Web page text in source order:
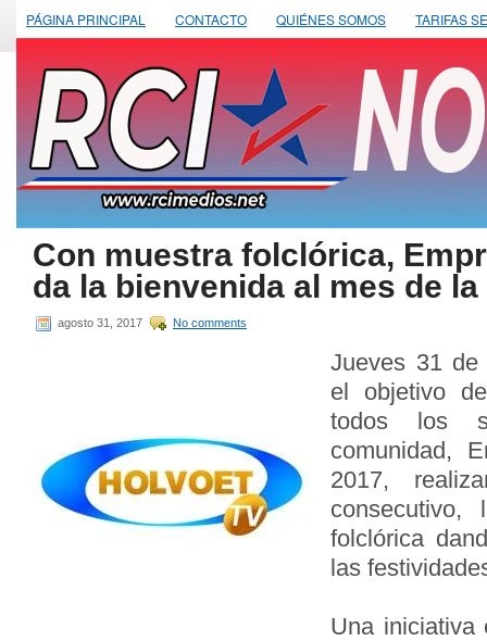
PÁGINA PRINCIPAL CONTACTO QUIÉNES SOMOS TARIFAS
Con muestra folclórica,
da la bienvenida al mes de
agosto 31, 2017 No comments
Jueves 31 de
el objetivo
todos los
comunidad,
2017,
folclórica
las
Una iniciativa